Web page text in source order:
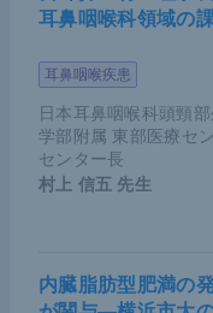
戦する。患者にと
療を追求する。そ
提供していくため
社会的地位と待遇
かまで外科医療を
耳鼻咽喉科領域の
耳鼻咽喉疾患
日本耳鼻咽喉科頭頸
学部附属 東部医療セ
センター長
村上 信五 先生
内臓脂肪型肥満の